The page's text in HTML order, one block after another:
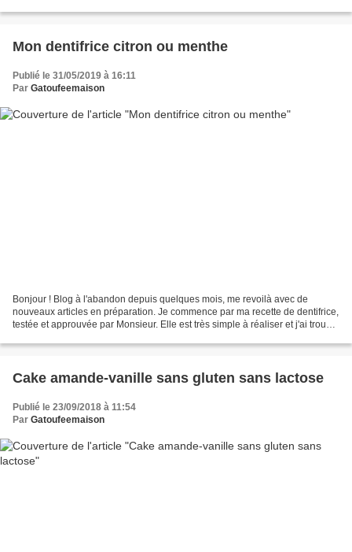
Mon dentifrice citron ou menthe
Publié le 31/05/2019 à 16:11
Par Gatoufeemaison
Bonjour ! Blog à l'abandon depuis quelques mois, me revoilà avec de
nouveaux articles en préparation. Je commence par ma recette de dentifrice,
testée et approuvée par Monsieur. Elle est très simple à réaliser et j'ai trouvé
Cake amande-vanille sans gluten sans lactose
Publié le 23/09/2018 à 11:54
Par Gatoufeemaison